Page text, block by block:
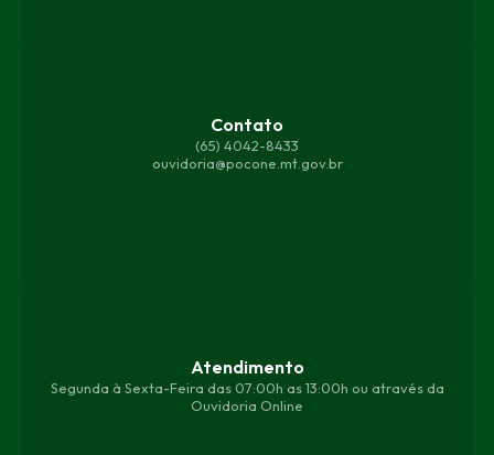
Contato
(65) 4042-8433
ouvidoria@pocone.mt.gov.br
Atendimento
Segunda à Sexta-Feira das 07:00h as 13:00h ou através da
Ouvidoria Online